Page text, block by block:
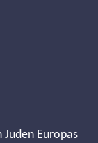
Europas